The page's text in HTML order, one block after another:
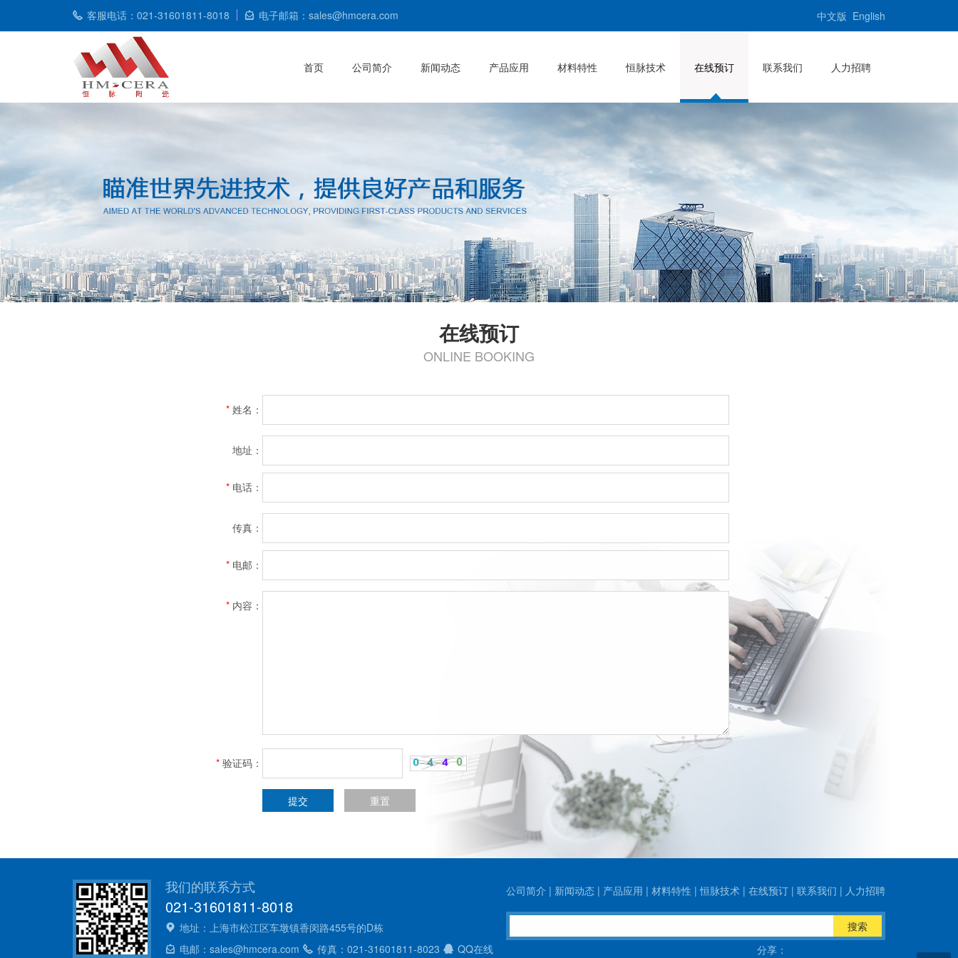
客服电话：021-31601811-8018 电子邮箱：sales@hmcera.com 中文版 English
首页 公司简介 新闻动态 产品应用 材料特性 恒脉技术 在线预订 联系我们 人力招聘
在线预订
ONLINE BOOKING
* 姓名：
地址：
* 电话：
传真：
* 电邮：
* 内容：
* 验证码：
我们的联系方式
021-31601811-8018
地址：上海市松江区车墩镇香闵路455号的D栋
电邮：sales@hmcera.com
传真：021-31601811-8023 QQ在线
公司简介 | 新闻动态 | 产品应用 | 材料特性 |恒脉技术 | 在线预订 | 联系我们 | 人力招聘
搜索
分享：